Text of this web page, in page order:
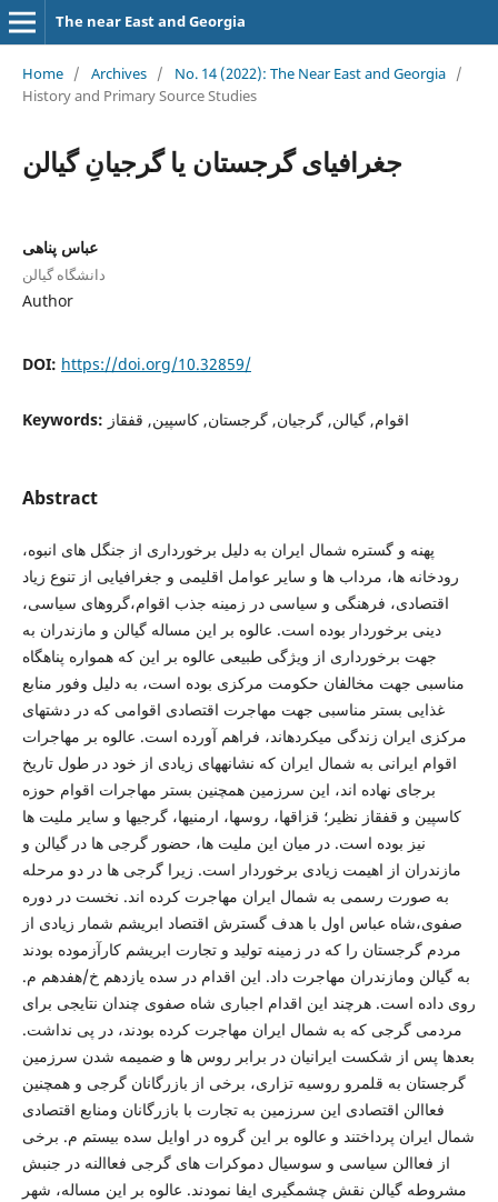
The near East and Georgia
Home / Archives / No. 14 (2022): The Near East and Georgia /
History and Primary Source Studies
جغرافیای گرجستان یا گرجیانِ گیالن
عباس پناهی
دانشگاه گیالن
Author
DOI: https://doi.org/10.32859/
Keywords: اقوام, گیالن, گرجیان, گرجستان, کاسپین, قفقاز
Abstract
پهنه و گستره شمال ایران به دلیل برخورداری از جنگل های انبوه،
رودخانه ها، مرداب ها و سایر عوامل اقلیمی و جغرافیایی از تنوع زیاد
اقتصادی، فرهنگی و سیاسی در زمینه جذب اقوام،گروهای سیاسی،
دینی برخوردار بوده است. عالوه بر این مساله گیالن و مازندران به
جهت برخورداری از ویژگی طبیعی عالوه بر این که همواره پناهگاه
مناسبی جهت مخالفان حکومت مرکزی بوده است، به دلیل وفور منابع
غذایی بستر مناسبی جهت مهاجرت اقتصادی اقوامی که در دشتهای
مرکزی ایران زندگی میکردهاند، فراهم آورده است. عالوه بر مهاجرات
اقوام ایرانی به شمال ایران که نشانههای زیادی از خود در طول تاریخ
برجای نهاده اند، این سرزمین همچنین بستر مهاجرات اقوام حوزه
کاسپین و قفقاز نظیر؛ قزاقها، روسها، ارمنیها، گرجیها و سایر ملیت ها
نیز بوده است. در میان این ملیت ها، حضور گرجی ها در گیالن و
مازندران از اهیمت زیادی برخوردار است. زیرا گرجی ها در دو مرحله
به صورت رسمی به شمال ایران مهاجرت کرده اند. نخست در دوره
صفوی،شاه عباس اول با هدف گسترش اقتصاد ابریشم شمار زیادی از
مردم گرجستان را که در زمینه تولید و تجارت ابریشم کارآزموده بودند
به گیالن ومازندران مهاجرت داد. این اقدام در سده یازدهم خ/هفدهم م.
روی داده است. هرچند این اقدام اجباری شاه صفوی چندان نتایجی برای
مردمی گرجی که به شمال ایران مهاجرت کرده بودند، در پی نداشت.
بعدها پس از شکست ایرانیان در برابر روس ها و ضمیمه شدن سرزمین
گرجستان به قلمرو روسیه تزاری، برخی از بازرگانان گرجی و همچنین
فعاالن اقتصادی این سرزمین به تجارت با بازرگانان ومنابع اقتصادی
شمال ایران پرداختند و عالوه بر این گروه در اوایل سده بیستم م. برخی
از فعاالن سیاسی و سوسیال دموکرات های گرجی فعاالنه در جنبش
مشروطه گیالن نقش چشمگیری ایفا نمودند. عالوه بر این مساله، شهر